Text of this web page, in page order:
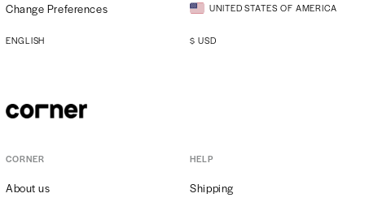
Change Preferences
UNITED STATES OF AMERICA
ENGLISH $ USD
CORNER
About us
HELP
Shipping